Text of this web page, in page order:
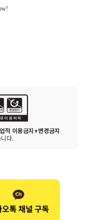
적 이용금지+변경금지
다.